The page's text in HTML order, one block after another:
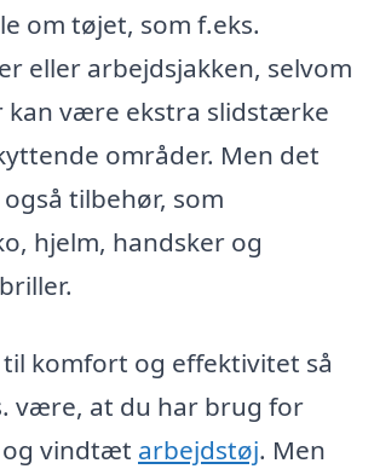
om tøjet, som f.eks.
eller arbejdsjakken, selvom
kan være ekstra slidstærke
områder. Men det
tilbehør, som
hjelm, handsker og
komfort og effektivitet så
være, at du har brug for
og vindtæt arbejdstøj. Men